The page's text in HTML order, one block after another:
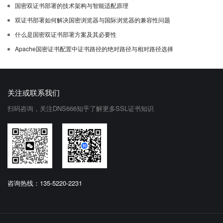
国密双证书部署的技术架构与智能适配原理
双证书部署如何解决国密浏览器与国际浏览器的兼容性问题
什么是国密双证书部署方案及其必要性
Apache国密证书配置中证书路径的绝对路径与相对路径选择
关注或联系我们
扫码咨询，关注DNS666知乎了解更多SSL证书知识
咨询热线：135-5220-2231